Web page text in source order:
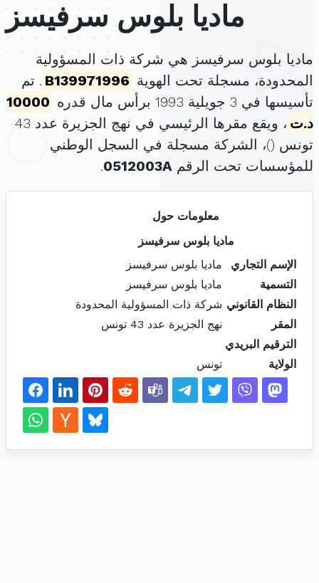
ماديا بلوس سرفيسز
ماديا بلوس سرفيسز هي شركة ذات المسؤولية
المحدودة، مسجلة تحت الهوية B139971996 . تم
تأسيسها في 3 جويلية 1993 برأس مال قدره
10000
د.ت
، ويقع مقرها الرئيسي في نهج الجزيرة عدد 43
تونس ()، الشركة مسجلة في السجل الوطني
للمؤسسات تحت الرقم 0512003A
.
معلومات حول
ماديا بلوس سرفيسز
الإسم التجاري
ماديا بلوس سرفيسز
التسمية
ماديا بلوس سرفيسز
النظام القانوني شركة ذات المسؤولية المحدودة
المقر
نهج الجزيرة عدد 43 تونس
الترقيم البريدي
الولاية
تونس